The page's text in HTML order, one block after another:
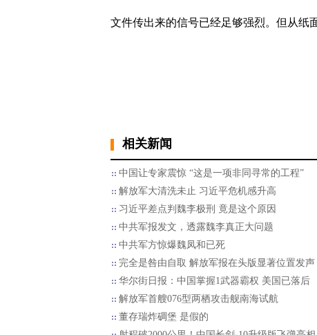
文件传出来的信号已经足够强烈。但从纸
相关新闻
中国让专家震惊 “这是一项非同寻常的工程”
解放军大清洗未止 习近平危机感升高
习近平差点判魏李极刑 竟是这个原因
中共军报发文，透露魏李真正大问题
中共军方惊爆魏凤和已死
完全是咎由自取 解放军报在头版显著位置发声
华尔街日报：中国掌握1武器霸权 美国已落后
解放军首艘076型两栖攻击舰南海试航
董存瑞炸碉堡 是假的